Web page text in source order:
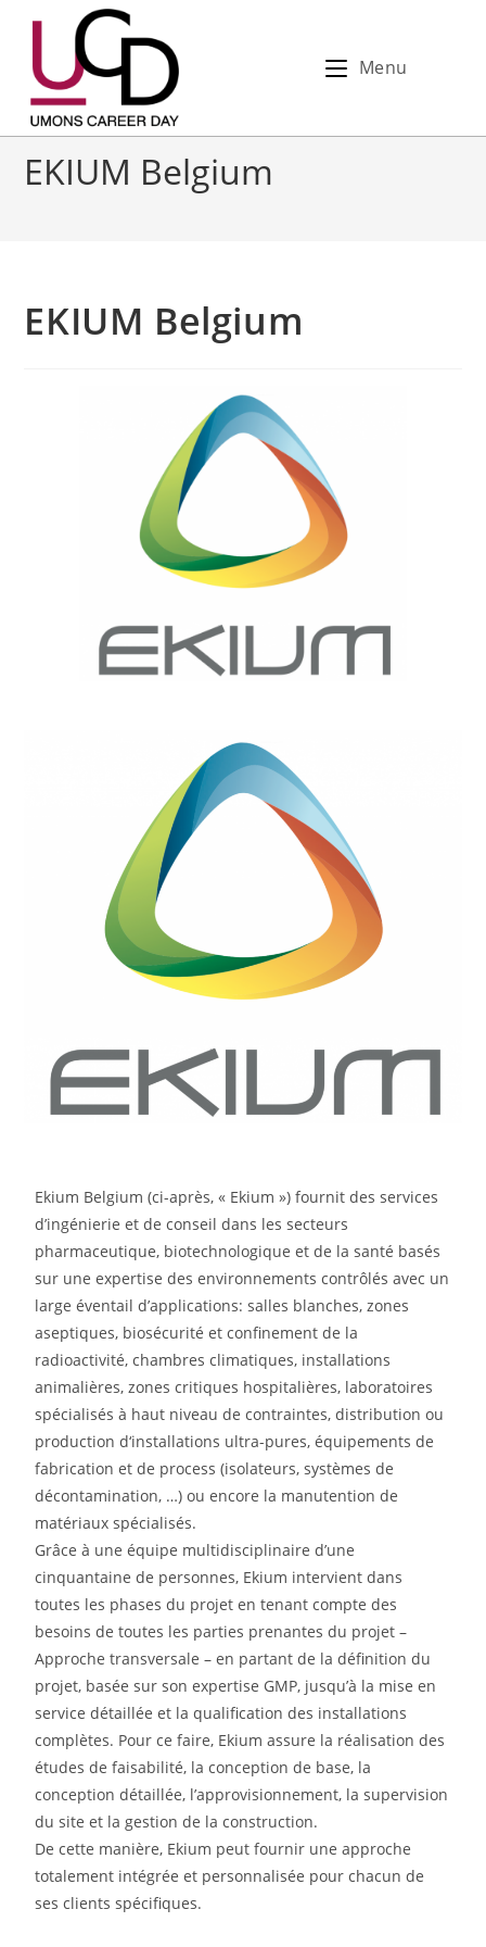
Menu
EKIUM Belgium
EKIUM Belgium
Ekium Belgium (ci-après, « Ekium ») fournit des services
d’ingénierie et de conseil dans les secteurs
pharmaceutique, biotechnologique et de la santé basés
sur une expertise des environnements contrôlés avec un
large éventail d’applications: salles blanches, zones
aseptiques, biosécurité et confinement de la
radioactivité, chambres climatiques, installations
animalières, zones critiques hospitalières, laboratoires
spécialisés à haut niveau de contraintes, distribution ou
production d‘installations ultra-pures, équipements de
fabrication et de process (isolateurs, systèmes de
décontamination, …) ou encore la manutention de
matériaux spécialisés.
Grâce à une équipe multidisciplinaire d’une
cinquantaine de personnes, Ekium intervient dans
toutes les phases du projet en tenant compte des
besoins de toutes les parties prenantes du projet –
Approche transversale – en partant de la définition du
projet, basée sur son expertise GMP, jusqu’à la mise en
service détaillée et la qualification des installations
complètes. Pour ce faire, Ekium assure la réalisation des
études de faisabilité, la conception de base, la
conception détaillée, l’approvisionnement, la supervision
du site et la gestion de la construction.
De cette manière, Ekium peut fournir une approche
totalement intégrée et personnalisée pour chacun de
ses clients spécifiques.